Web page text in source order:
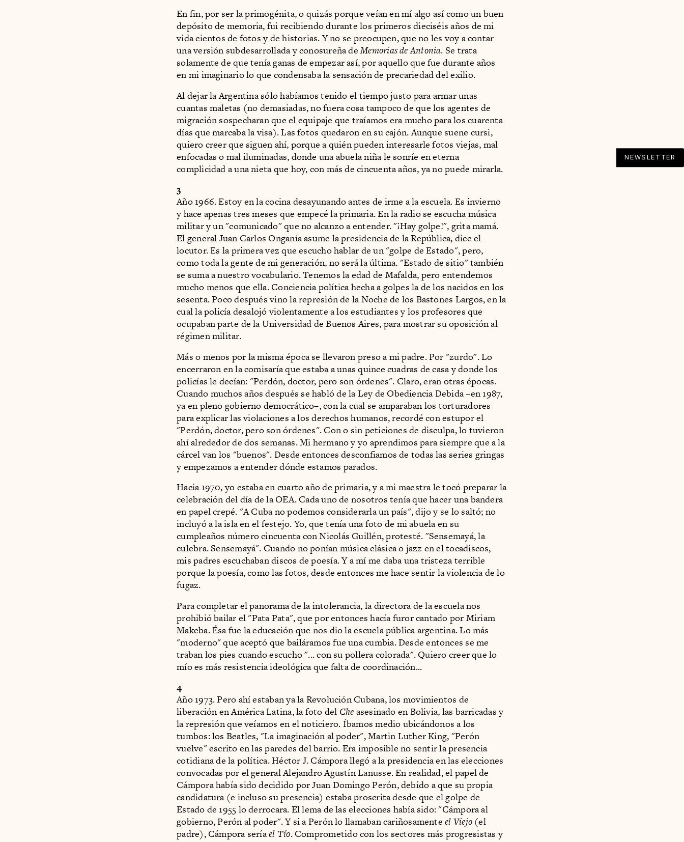
En fin, por ser la primogénita, o quizás porque veían en mí algo así como un buen
depósito de memoria, fui recibiendo durante los primeros dieciséis años de mi
vida cientos de fotos y de historias. Y no se preocupen, que no les voy a contar
una versión subdesarrollada y conosureña deMemorias de Antonia. Se trata
solamente de que tenía ganas de empezar así, por aquello que fue durante años
en mi imaginario lo que condensaba la sensación de precariedad del exilio.
Al dejar la Argentina sólo habíamos tenido el tiempo justo para armar unas
cuantas maletas (no demasiadas, no fuera cosa tampoco de que los agentes de
migración sospecharan que el equipaje que traíamos era mucho para los cuarenta
días que marcaba la visa). Las fotos quedaron en su cajón. Aunque suene cursi,
quiero creer que siguen ahí, porque a quién pueden interesarle fotos viejas, mal
enfocadas o mal iluminadas, donde una abuela niña le sonríe en eterna
complicidad a una nieta que hoy, con más de cincuenta años, ya no puede mirarla.
3
Año 1966. Estoy en la cocina desayunando antes de irme a la escuela. Es invierno
y hace apenas tres meses que empecé la primaria. En la radio se escucha música
militar y un "comunicado" que no alcanzo a entender. "¡Hay golpe!", grita mamá.
El general Juan Carlos Onganía asume la presidencia de la República, dice el
locutor. Es la primera vez que escucho hablar de un "golpe de Estado", pero,
como toda la gente de mi generación, no será la última. "Estado de sitio" también
se suma a nuestro vocabulario. Tenemos la edad de Mafalda, pero entendemos
mucho menos que ella. Conciencia política hecha a golpes la de los nacidos en los
sesenta. Poco después vino la represión de la Noche de los Bastones Largos, en la
cual la policía desalojó violentamente a los estudiantes y los profesores que
ocupaban parte de la Universidad de Buenos Aires, para mostrar su oposición al
régimen militar.
Más o menos por la misma época se llevaron preso a mi padre. Por "zurdo". Lo
encerraron en la comisaría que estaba a unas quince cuadras de casa y donde los
policías le decían: "Perdón, doctor, pero son órdenes". Claro, eran otras épocas.
Cuando muchos años después se habló de la Ley de Obediencia Debida –en 1987,
ya en pleno gobierno democrático–, con la cual se amparaban los torturadores
para explicar las violaciones a los derechos humanos, recordé con estupor el
"Perdón, doctor, pero son órdenes". Con o sin peticiones de disculpa, lo tuvieron
ahí alrededor de dos semanas. Mi hermano y yo aprendimos para siempre que a la
cárcel van los "buenos". Desde entonces desconfiamos de todas las series gringas
y empezamos a entender dónde estamos parados.
Hacia 1970, yo estaba en cuarto año de primaria, y a mi maestra le tocó preparar la
celebración del día de la OEA. Cada uno de nosotros tenía que hacer una bandera
en papel crepé. "A Cuba no podemos considerarla un país", dijo y se lo saltó; no
incluyó a la isla en el festejo. Yo, que tenía una foto de mi abuela en su
cumpleaños número cincuenta con Nicolás Guillén, protesté. "Sensemayá, la
culebra. Sensemayá". Cuando no ponían música clásica o jazz en el tocadiscos,
mis padres escuchaban discos de poesía. Y a mí me daba una tristeza terrible
porque la poesía, como las fotos, desde entonces me hace sentir la violencia de lo
fugaz.
Para completar el panorama de la intolerancia, la directora de la escuela nos
prohibió bailar el "Pata Pata", que por entonces hacía furor cantado por Miriam
Makeba. Ésa fue la educación que nos dio la escuela pública argentina. Lo más
"moderno" que aceptó que bailáramos fue una cumbia. Desde entonces se me
traban los pies cuando escucho "... con su pollera colorada". Quiero creer que lo
mío es más resistencia ideológica que falta de coordinación...
4
Año 1973. Pero ahí estaban ya la Revolución Cubana, los movimientos de
liberación en América Latina, la foto del Che asesinado en Bolivia, las barricadas y
la represión que veíamos en el noticiero. Íbamos medio ubicándonos a los
tumbos: los Beatles, "La imaginación al poder", Martin Luther King, "Perón
vuelve" escrito en las paredes del barrio. Era imposible no sentir la presencia
cotidiana de la política. Héctor J. Cámpora llegó a la presidencia en las elecciones
convocadas por el general Alejandro Agustín Lanusse. En realidad, el papel de
Cámpora había sido decidido por Juan Domingo Perón, debido a que su propia
candidatura (e incluso su presencia) estaba proscrita desde que el golpe de
Estado de 1955 lo derrocara. El lema de las elecciones había sido: "Cámpora al
gobierno, Perón al poder". Y si a Perón lo llamaban cariñosamenteel Viejo (el
padre), Cámpora seríael Tío. Comprometido con los sectores más progresistas y
NEWSLETTER